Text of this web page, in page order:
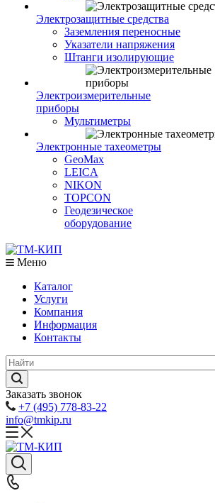
Электрозащитные средства
Заземления переносные
Указатели напряжения
Штанги изолирующие
Электроизмерительные
приборы
Мультиметры
Электронные тахеометры
GeoMax
LEICA
NIKON
TOPCON
Геодезическое
оборудование
Меню
Каталог
Услуги
Компания
Информация
Контакты
Заказать звонок
+7 (495) 778-83-22
info@tmkip.ru